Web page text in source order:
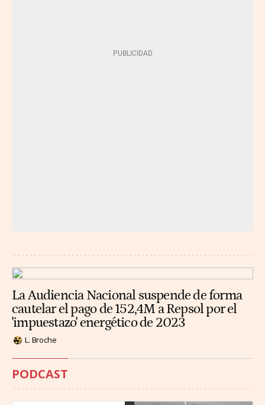
La Audiencia Nacional suspende de forma
cautelar el pago de 152,4M a Repsol por el
'impuestazo' energético de 2023
L. Broche
PODCAST